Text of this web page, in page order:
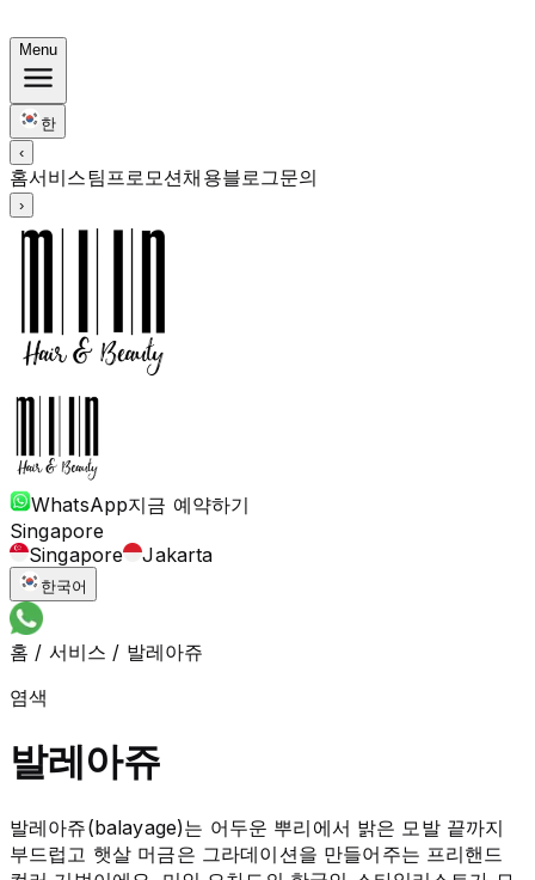
Menu
한
‹
홈서비스팀프로모션채용블로그문의
›
WhatsApp지금 예약하기
Singapore
Singapore
Jakarta
한국어
홈 / 서비스 / 발레아쥬
염색
발레아쥬
발레아쥬(balayage)는 어두운 뿌리에서 밝은 모발 끝까지
부드럽고 햇살 머금은 그라데이션을 만들어주는 프리핸드